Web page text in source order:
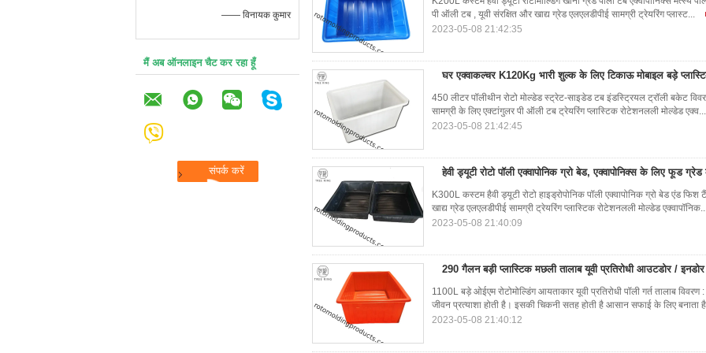
—— विनायक कुमार
मैं अब ऑनलाइन चैट कर रहा हूँ
पी ऑली टब , यूवी संरक्षित और खाद्य ग्रेड एलएलडीपीई सामग्री ट्रेयरिंग प्लास्ट...
2023-05-08 21:42:35
घर एक्वाकल्चर K120Kg भारी शुल्क के लिए टिकाऊ मोबाइल बड़े
450 लीटर पॉलीथीन रोटो मोल्डेड स्ट्रेट-साइडेड टब इंडस्ट्रियल ट्रॉली बकेट
सामग्री के लिए एक्टांगुलर पी ऑली टब ट्रेयरिंग प्लास्टिक रोटेशनलली मोल्डेड एक्व...
2023-05-08 21:42:45
हेवी ड्यूटी रोटो पॉली एक्वापोनिक ग्रो बेड, एक्वापोनिक्स के लिए फूड
K300L कस्टम हैवी ड्यूटी रोटो हाइड्रोपोनिक पॉली एक्वापोनिक ग्रो बेड एंड
खाद्य ग्रेड एलएलडीपीई सामग्री ट्रेयरिंग प्लास्टिक रोटेशनलली मोल्डेड
2023-05-08 21:40:09
290 गैलन बड़ी प्लास्टिक मछली तालाब यूवी प्रतिरोधी आउटडोर / इनडोर
1100L बड़े ओईएम रोटोमोल्डिंग आयताकार यूवी प्रतिरोधी पॉली गर्त तालाब
जीवन प्रत्याशा होती है। इसकी चिकनी सतह होती है आसान सफाई के लिए बनाता
2023-05-08 21:40:12